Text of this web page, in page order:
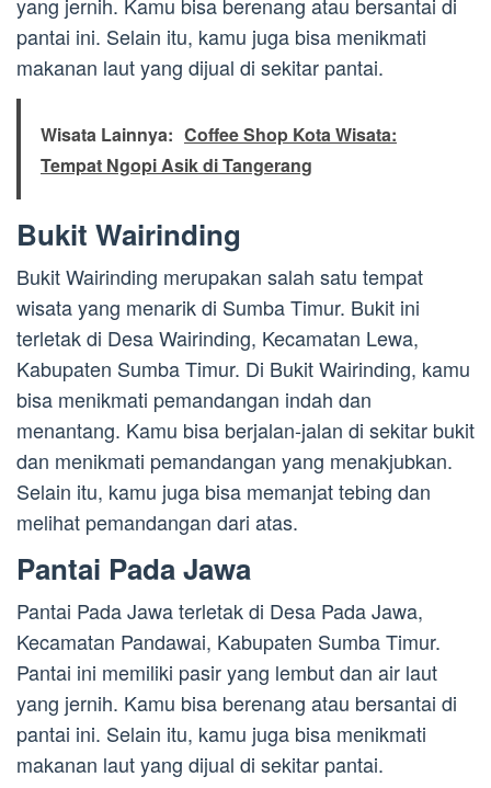
yang jernih. Kamu bisa berenang atau bersantai di
pantai ini. Selain itu, kamu juga bisa menikmati
makanan laut yang dijual di sekitar pantai.
Wisata Lainnya: Coffee Shop Kota Wisata:
Tempat Ngopi Asik di Tangerang
Bukit Wairinding
Bukit Wairinding merupakan salah satu tempat
wisata yang menarik di Sumba Timur. Bukit ini
terletak di Desa Wairinding, Kecamatan Lewa,
Kabupaten Sumba Timur. Di Bukit Wairinding, kamu
bisa menikmati pemandangan indah dan
menantang. Kamu bisa berjalan-jalan di sekitar bukit
dan menikmati pemandangan yang menakjubkan.
Selain itu, kamu juga bisa memanjat tebing dan
melihat pemandangan dari atas.
Pantai Pada Jawa
Pantai Pada Jawa terletak di Desa Pada Jawa,
Kecamatan Pandawai, Kabupaten Sumba Timur.
Pantai ini memiliki pasir yang lembut dan air laut
yang jernih. Kamu bisa berenang atau bersantai di
pantai ini. Selain itu, kamu juga bisa menikmati
makanan laut yang dijual di sekitar pantai.